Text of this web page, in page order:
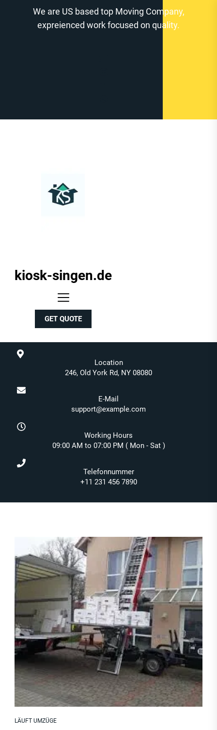
We are US based top Moving Company,
expreienced work focused on quality.
kiosk-
kiosk-singen.de
GET QUOTE
Location
246, Old York Rd, NY 08080
E-Mail
support@example.com
Working Hours
09:00 AM to 07:00 PM ( Mon - Sat )
Telefonnummer
+11 231 456 7890
LÄUFT UMZÜGE